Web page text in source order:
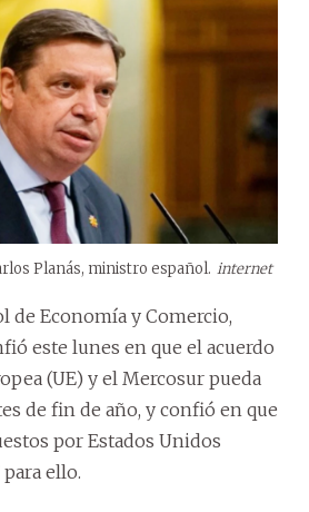
Planás, ministro español. internet
de Economía y Comercio,
este lunes en que el acuerdo
(UE) y el Mercosur pueda
de fin de año, y confió en que
por Estados Unidos
ello.